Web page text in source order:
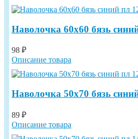
Наволочка 60х60 бязь
98 ₽
Описание товара
Наволочка 50х70 бязь
89 ₽
Описание товара